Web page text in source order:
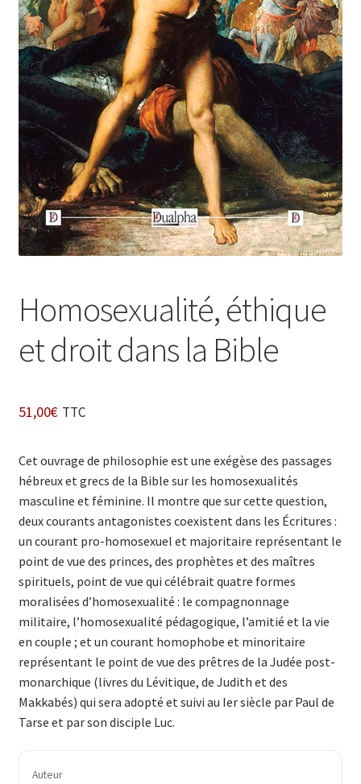
Login Customizer
Newsletter
Nous Contacter
Panier
Politique de confidentialité et cookies
Qui sommes-nous ?
Soutien à Philippe Randa
Suivi de la Commande
Homosexualité, éthique
et droit dans la Bible
51,00€ TTC
Cet ouvrage de philosophie est une exégèse des passages
hébreux et grecs de la Bible sur les homosexualités
masculine et féminine. Il montre que sur cette question,
deux courants antagonistes coexistent dans les Écritures :
un courant pro-homosexuel et majoritaire représentant le
point de vue des princes, des prophètes et des maîtres
spirituels, point de vue qui célébrait quatre formes
moralisées d’homosexualité : le compagnonnage
militaire, l’homosexualité pédagogique, l’amitié et la vie
en couple ; et un courant homophobe et minoritaire
représentant le point de vue des prêtres de la Judée post-
monarchique (livres du Lévitique, de Judith et des
Makkabés) qui sera adopté et suivi au Ier siècle par Paul de
Tarse et par son disciple Luc.
Auteur